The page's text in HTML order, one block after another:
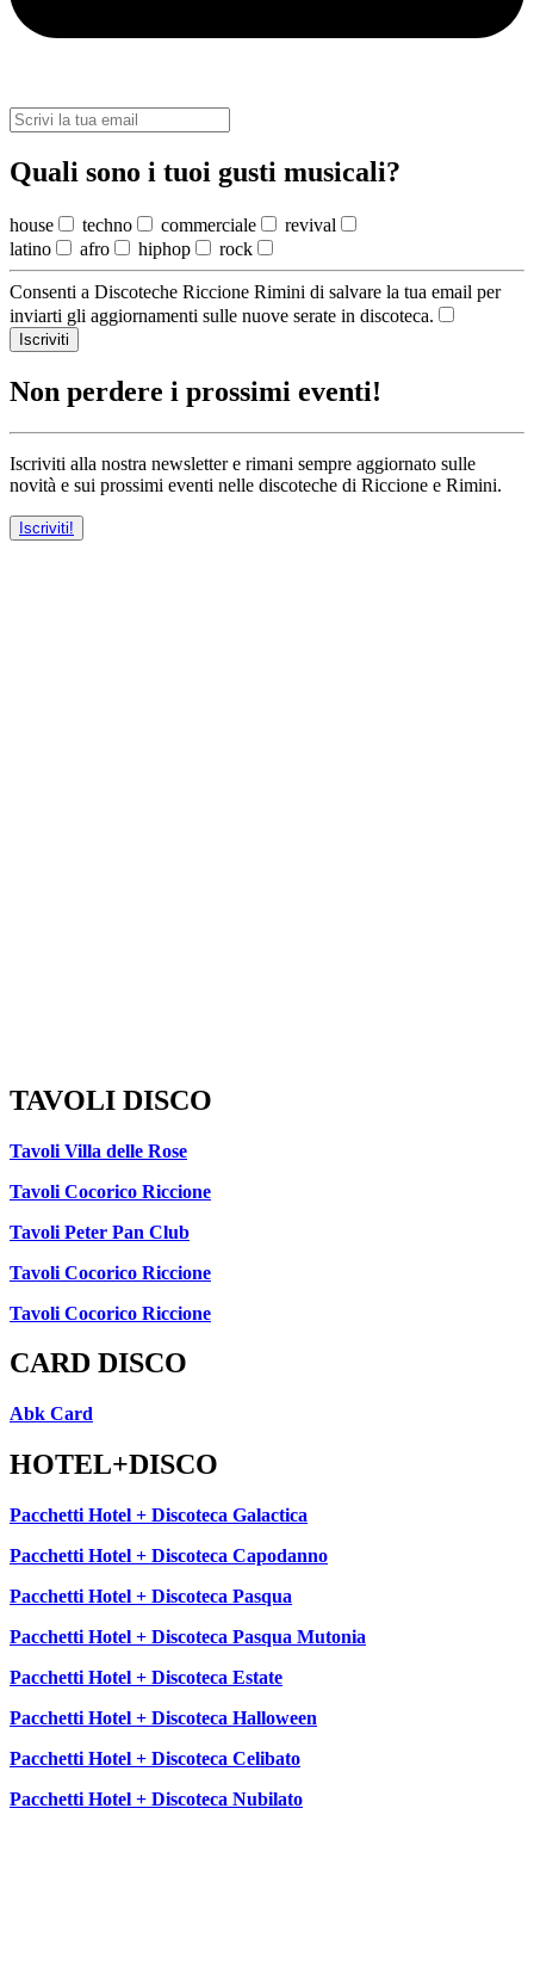
Quali sono i tuoi gusti musicali?
house techno commerciale
revival
latino
afro hiphop rock
Consenti a Discoteche Riccione Rimini di salvare la tua email per
inviarti gli aggiornamenti sulle nuove serate in discoteca.
Iscriviti
Non perdere i prossimi eventi!
Iscriviti alla nostra newsletter e rimani sempre aggiornato sulle
novità e sui prossimi eventi nelle discoteche di Riccione e Rimini.
Iscriviti!
TAVOLI DISCO
Tavoli Villa delle Rose
Tavoli Cocorico Riccione
Tavoli Peter Pan Club
Tavoli Cocorico Riccione
Tavoli Cocorico Riccione
CARD DISCO
Abk Card
HOTEL+DISCO
Pacchetti Hotel + Discoteca Galactica
Pacchetti Hotel + Discoteca Capodanno
Pacchetti Hotel + Discoteca Pasqua
Pacchetti Hotel + Discoteca Pasqua Mutonia
Pacchetti Hotel + Discoteca Estate
Pacchetti Hotel + Discoteca Halloween
Pacchetti Hotel + Discoteca Celibato
Pacchetti Hotel + Discoteca Nubilato